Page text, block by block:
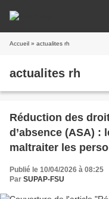
Accueil » actualites rh
actualites rh
Réduction des
d’absence (ASA) :
maltraiter les
publique, la FSU
Publié le 10/04/2026 à 08:25
Par SUPAP-FSU